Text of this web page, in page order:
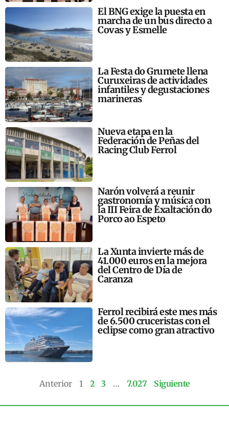
El BNG exige la puesta en
marcha de un bus directo a
Covas y Esmelle
La Festa do Grumete llena
Curuxeiras de actividades
infantiles y degustaciones
marineras
Nueva etapa en la
Federación de Peñas del
Racing Club Ferrol
Narón volverá a reunir
gastronomía y música con
la III Feira de Exaltación do
Porco ao Espeto
La Xunta invierte más de
41.000 euros en la mejora
del Centro de Día de
Caranza
Ferrol recibirá este mes más
de 6.500 cruceristas con el
eclipse como gran atractivo
Anterior 1 2 3 … 7.027 Siguiente